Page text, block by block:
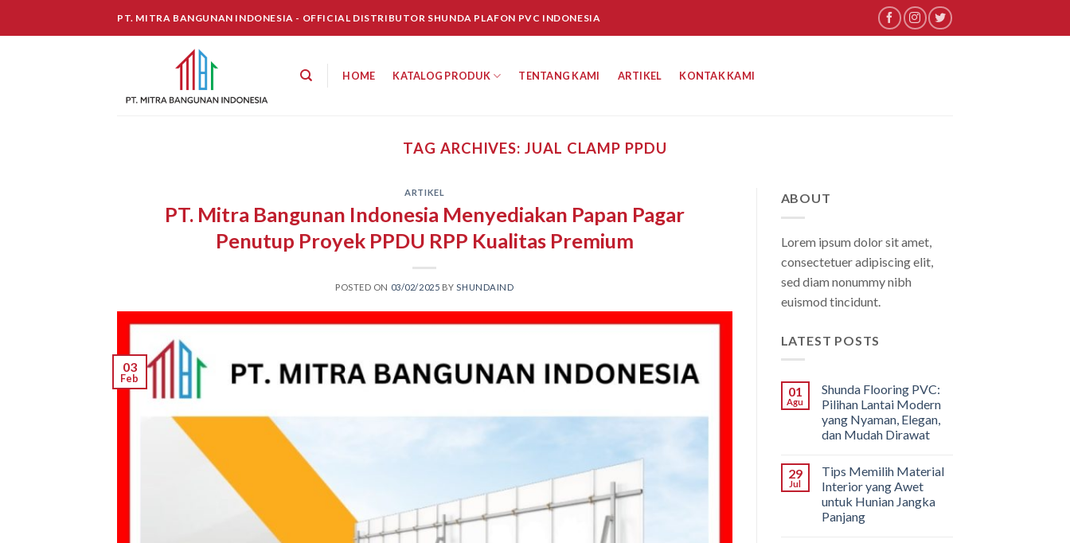
PT. MITRA BANGUNAN INDONESIA - OFFICIAL DISTRIBUTOR SHUNDA PLAFON PVC INDONESIA
HOME KATALOG PRODUK TENTANG KAMI ARTIKEL KONTAK KAMI
TAG ARCHIVES:JUAL CLAMP PPDU
ARTIKEL
PT. Mitra Bangunan Indonesia Menyediakan Papan Pagar
Penutup Proyek PPDU RPP Kualitas Premium
POSTED ON 03/02/2025 BYSHUNDAIND
03
Feb
ABOUT
Lorem ipsum dolor sit amet,
consectetuer adipiscing elit,
sed diam nonummy nibh
euismod tincidunt.
LATEST POSTS
01
Agu
Shunda Flooring PVC:
Pilihan Lantai Modern
yang Nyaman, Elegan,
dan Mudah Dirawat
29
Jul
Tips Memilih Material
Interior yang Awet
untuk Hunian Jangka
Panjang